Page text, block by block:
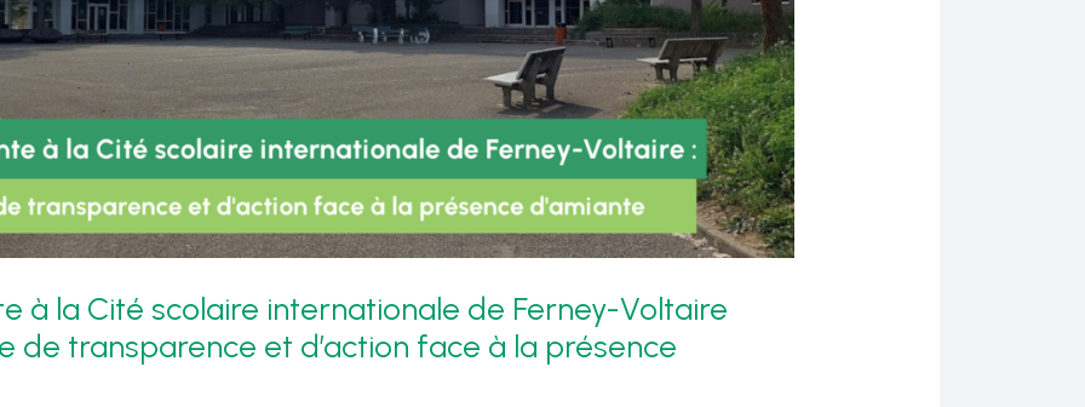
à la Cité scolaire internationale de Ferney-Voltaire
de transparence et d’action face à la présence